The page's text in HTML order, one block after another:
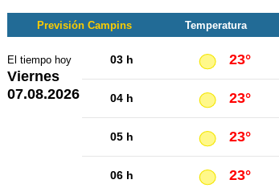
Previsión Campins Temperatura
El tiempo hoy
Viernes
07.08.2026
03 h 23°
04 h 23°
05 h 23°
06 h 23°